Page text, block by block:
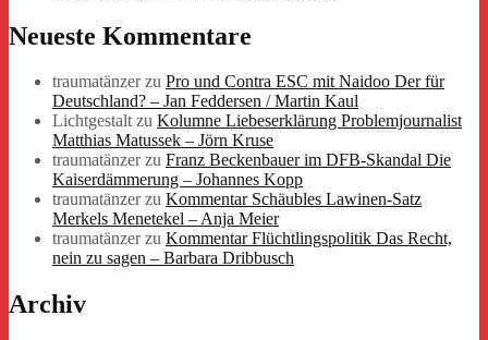
Neueste Kommentare
traumatänzerzu Pro und Contra ESC mit Naidoo Der für
Deutschland? – Jan Feddersen / Martin Kaul
Lichtgestaltzu Kolumne Liebeserklärung Problemjournalist
Matthias Matussek – Jörn Kruse
traumatänzerzu Franz Beckenbauer im DFB-Skandal Die
Kaiserdämmerung – Johannes Kopp
traumatänzerzu Kommentar Schäubles Lawinen-Satz
Merkels Menetekel – Anja Meier
traumatänzerzu Kommentar Flüchtlingspolitik Das Recht,
nein zu sagen – Barbara Dribbusch
Archiv